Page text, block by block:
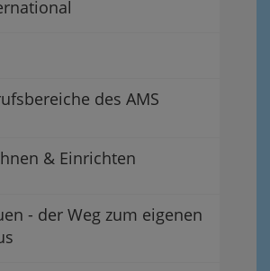
des AMS
& Einrichten
- der Weg zum eigenen